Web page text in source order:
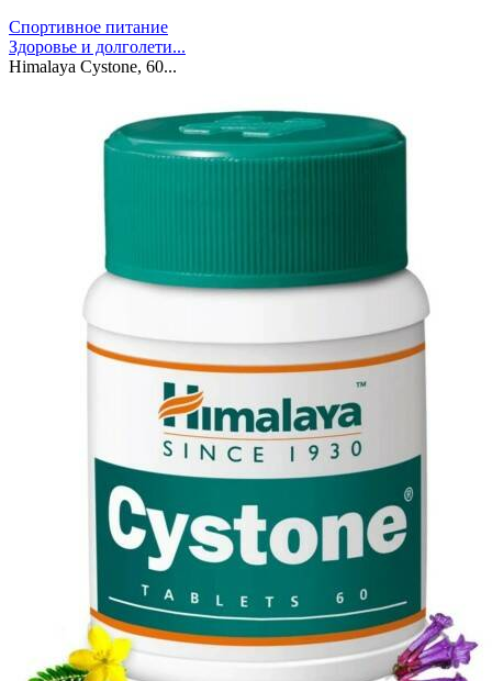
Спортивное питание
Здоровье и долголети...
Himalaya Cystone, 60...